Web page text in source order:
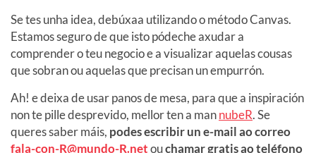
Se tes unha idea, debúxaa utilizando o método Canvas.
Estamos seguro de que isto pódeche axudar a
comprender o teu negocio e a visualizar aquelas cousas
que sobran ou aquelas que precisan un empurrón.
Ah! e deixa de usar panos de mesa, para que a inspiración
non te pille desprevido, mellor ten a mannubeR. Se
queres saber máis, podes escribir un e-mail ao correo
fala-con-R@mundo-R.netouchamar gratis ao teléfono